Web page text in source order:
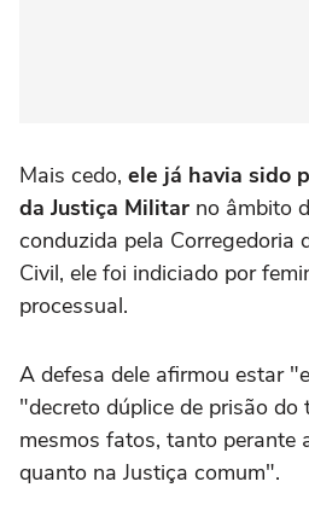
Mais cedo, ele já havia sido
da Justiça Militar no âmbito
conduzida pela Corregedoria
Civil, ele foi indiciado por
processual.
A defesa dele afirmou estar
"decreto dúplice de prisão do
mesmos fatos, tanto perante
quanto na Justiça comum".